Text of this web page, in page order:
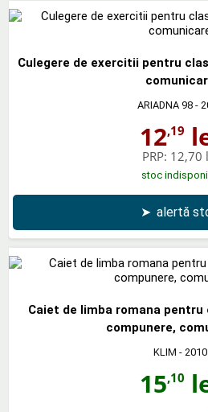
Culegere de exercitii pentru
ARIADNA 98-
12,19
PRP: 12,70
stoc
➤ alertă
Caiet de limba romana pentru
compunere,
KLIM - 2010
15,10